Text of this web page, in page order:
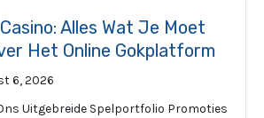
Alles Wat Je Moet
Het Online Gokplatform
6, 2026
Uitgebreide Spelportfolio Promoties